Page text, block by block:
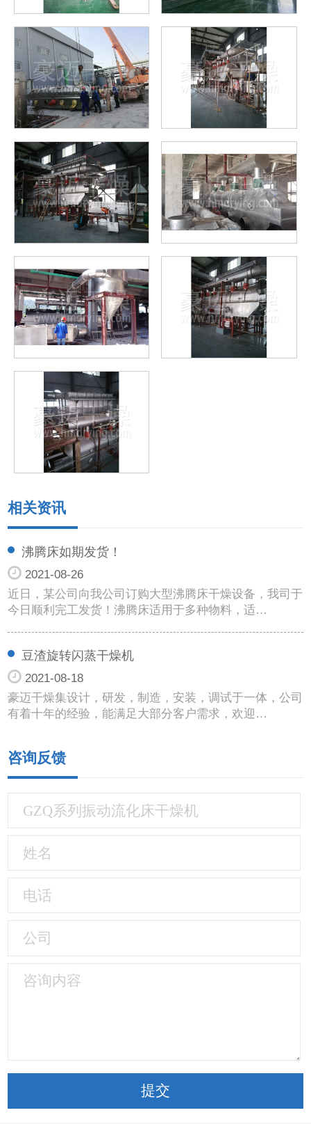
相关资讯
沸腾床如期发货！
2021-08-26
近日，某公司向我公司订购大型沸腾床干燥设备，我司于
今日顺利完工发货！沸腾床适用于多种物料，适…
豆渣旋转闪蒸干燥机
2021-08-18
豪迈干燥集设计，研发，制造，安装，调试于一体，公司
有着十年的经验，能满足大部分客户需求，欢迎…
咨询反馈